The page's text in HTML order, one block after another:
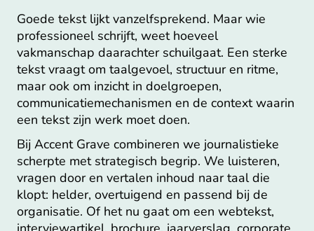
Goede tekst lijkt vanzelfsprekend. Maar wie
professioneel schrijft, weet hoeveel
vakmanschap daarachter schuilgaat. Een sterke
tekst vraagt om taalgevoel, structuur en ritme,
maar ook om inzicht in doelgroepen,
communicatiemechanismen en de context waarin
een tekst zijn werk moet doen.
Bij Accent Grave combineren we journalistieke
scherpte met strategisch begrip. We luisteren,
vragen door en vertalen inhoud naar taal die
klopt: helder, overtuigend en passend bij de
organisatie. Of het nu gaat om een webtekst,